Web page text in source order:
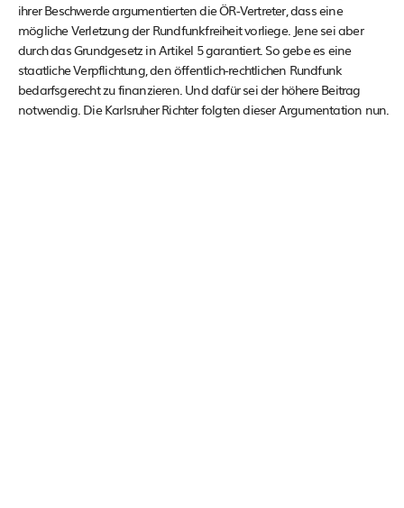
ihrer Beschwerde argumentierten die ÖR-Vertreter, dass eine
mögliche Verletzung der Rundfunkfreiheit vorliege. Jene sei aber
durch das Grundgesetz in Artikel 5 garantiert. So gebe es eine
staatliche Verpflichtung, den öffentlich-rechtlichen Rundfunk
bedarfsgerecht zu finanzieren. Und dafür sei der höhere Beitrag
notwendig. Die Karlsruher Richter folgten dieser Argumentation nun.